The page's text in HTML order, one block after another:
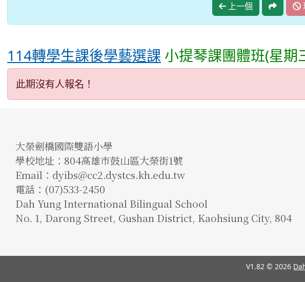
上一個
114轉學生課後學藝選課 小提琴課團體班(星期
此期沒有人報名！
大榮劍橋國際雙語小學
學校地址：804高雄市鼓山區大榮街1號
Email：dyibs@cc2.dystcs.kh.edu.tw
電話：(07)533-2450
Dah Yung International Bilingual School
No. 1, Darong Street, Gushan District, Kaohsiung City, 804
V1.82 © 2026